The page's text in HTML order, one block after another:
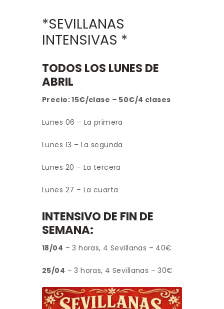
*SEVILLANAS
INTENSIVAS *
TODOS LOS LUNES DE
ABRIL
Precio: 15€/clase – 50€/4 clases
Lunes 06 – La primera
Lunes 13 – La segunda
Lunes 20 – La tercera
Lunes 27 – La cuarta
INTENSIVO DE FIN DE
SEMANA:
18/04 – 3 horas, 4 Sevillanas – 40€
25/04 – 3 horas, 4 Sevillanas – 30€